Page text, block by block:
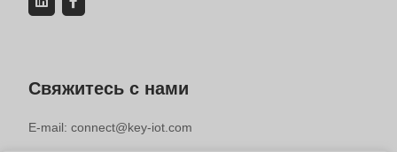
Свяжитесь с нами
E-mail: connect@key-iot.com